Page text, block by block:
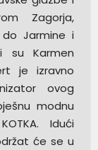
Zagorja,
do Jarmine i
su Karmen
je izravno
ovog
modnu
Idući
će se u